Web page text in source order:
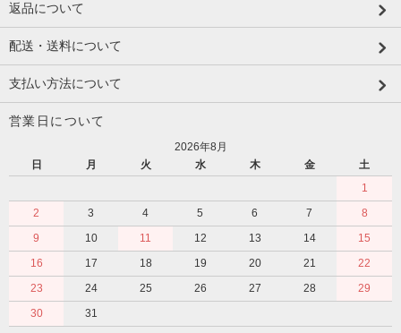
返品について
配送・送料について
支払い方法について
営業日について
2026年8月
日
月 火 水 木 金
土
1
2
3 4 5 6 7
8
9
10 11 12 13 14
15
16
17 18 19 20 21
22
23
24 25 26 27 28
29
30
31